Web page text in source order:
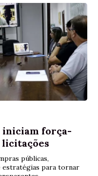
iniciam força-
públicas,
estratégias para tornar